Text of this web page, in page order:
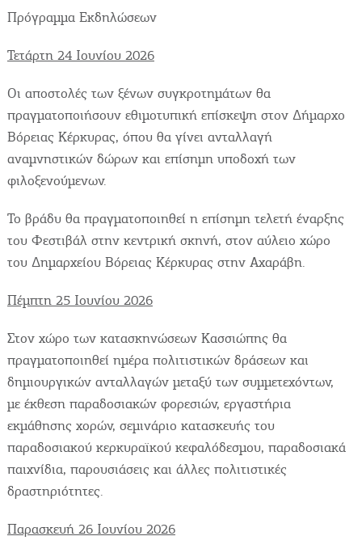
Πρόγραμμα Εκδηλώσεων
Τετάρτη 24 Ιουνίου 2026
Οι αποστολές των ξένων συγκροτημάτων θα
πραγματοποιήσουν εθιμοτυπική επίσκεψη στον Δήμαρχο
Βόρειας Κέρκυρας, όπου θα γίνει ανταλλαγή
αναμνηστικών δώρων και επίσημη υποδοχή των
φιλοξενούμενων.
Το βράδυ θα πραγματοποιηθεί η επίσημη τελετή έναρξης
του Φεστιβάλ στην κεντρική σκηνή, στον αύλειο χώρο
του Δημαρχείου Βόρειας Κέρκυρας στην Αχαράβη.
Πέμπτη 25 Ιουνίου 2026
Στον χώρο των κατασκηνώσεων Κασσιώπης θα
πραγματοποιηθεί ημέρα πολιτιστικών δράσεων και
δημιουργικών ανταλλαγών μεταξύ των συμμετεχόντων,
με έκθεση παραδοσιακών φορεσιών, εργαστήρια
εκμάθησης χορών, σεμινάριο κατασκευής του
παραδοσιακού κερκυραϊκού κεφαλόδεσμου, παραδοσιακά
παιχνίδια, παρουσιάσεις και άλλες πολιτιστικές
δραστηριότητες.
Παρασκευή 26 Ιουνίου 2026